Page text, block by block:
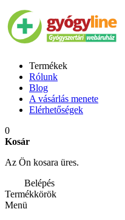
Termékek
Rólunk
Blog
A vásárlás menete
Elérhetőségek
0
Kosár
Az Ön kosara üres.
Belépés
Termékkörök
Menü